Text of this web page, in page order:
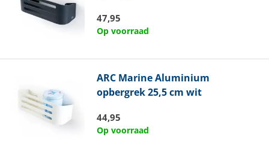
47,95
Op voorraad
ARC MarineAluminium
opbergrek 25,5 cm wit
44,95
Op voorraad